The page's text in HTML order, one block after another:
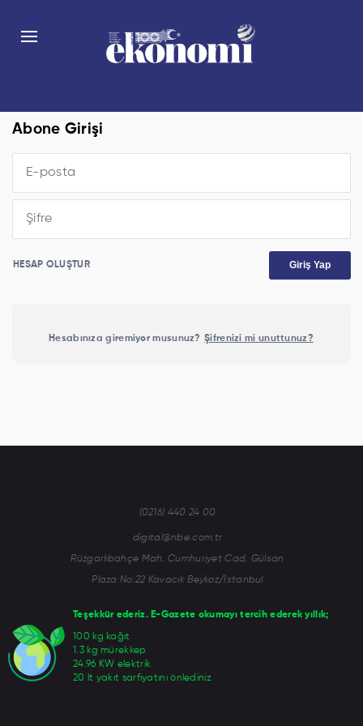
Abone Girişi
HESAP OLUŞTUR Giriş Yap
Hesabınıza giremiyor musunuz? Şifrenizi mi unuttunuz?
Teşekkür ederiz. E-Gazete okumayı tercih ederek yıllık;
100 kg kağıt
1.3 kg mürekkep
24.96 KW elektrik
20 lt yakıt sarfiyatını önlediniz
(0216) 440 24 00
digital@nbe.com.tr
Rüzgarlıbahçe Mah. Cumhuriyet Cad. Gülsan
Plaza No:22 Kavacık Beykoz/İstanbul